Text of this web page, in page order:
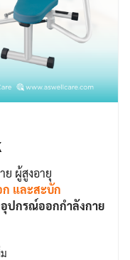
ย ผู้สูงอายุ
และสะบัก
ปกรณ์ออกกำลังกาย